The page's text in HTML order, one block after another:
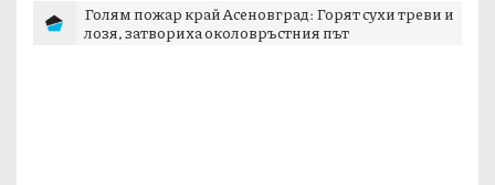
Голям пожар край Асеновград: Горят сухи треви и
лозя, затвориха околовръстния път